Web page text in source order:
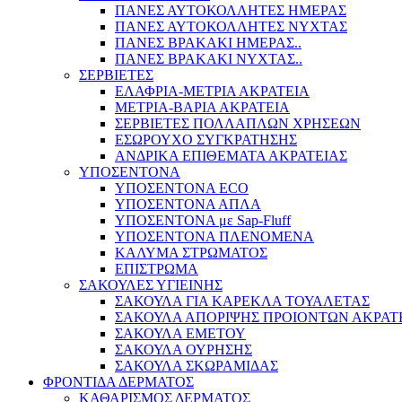
ΠΑΝΕΣ ΑΥΤΟΚΟΛΛΗΤΕΣ ΗΜΕΡΑΣ
ΠΑΝΕΣ ΑΥΤΟΚΟΛΛΗΤΕΣ ΝΥΧΤΑΣ
ΠΑΝΕΣ ΒΡΑΚΑΚΙ ΗΜΕΡΑΣ..
ΠΑΝΕΣ ΒΡΑΚΑΚΙ ΝΥΧΤΑΣ..
ΣΕΡΒΙΕΤΕΣ
ΕΛΑΦΡΙΑ-ΜΕΤΡΙΑ ΑΚΡΑΤΕΙΑ
ΜΕΤΡΙΑ-ΒΑΡΙΑ ΑΚΡΑΤΕΙΑ
ΣΕΡΒΙΕΤΕΣ ΠΟΛΛΑΠΛΩΝ ΧΡΗΣΕΩΝ
ΕΣΩΡΟΥΧΟ ΣΥΓΚΡΑΤΗΣΗΣ
ΑΝΔΡΙΚΑ ΕΠΙΘΕΜΑΤΑ ΑΚΡΑΤΕΙΑΣ
ΥΠΟΣΕΝΤΟΝΑ
ΥΠΟΣΕΝΤΟΝΑ ECO
ΥΠΟΣΕΝΤΟΝΑ ΑΠΛΑ
ΥΠΟΣΕΝΤΟΝΑ με Sap-Fluff
ΥΠΟΣΕΝΤΟΝΑ ΠΛΕΝΟΜΕΝΑ
ΚΑΛΥΜΑ ΣΤΡΩΜΑΤΟΣ
ΕΠΙΣΤΡΩΜΑ
ΣΑΚΟΥΛΕΣ ΥΓΙΕΙΝΗΣ
ΣΑΚΟΥΛΑ ΓΙΑ ΚΑΡΕΚΛΑ ΤΟΥΑΛΕΤΑΣ
ΣΑΚΟΥΛΑ ΑΠΟΡΙΨΗΣ ΠΡΟΙΟΝΤΩΝ
ΣΑΚΟΥΛΑ ΕΜΕΤΟΥ
ΣΑΚΟΥΛΑ ΟΥΡΗΣΗΣ
ΣΑΚΟΥΛΑ ΣΚΩΡΑΜΙΔΑΣ
ΦΡΟΝΤΙΔΑ ΔΕΡΜΑΤΟΣ
ΚΑΘΑΡΙΣΜΟΣ ΔΕΡΜΑΤΟΣ